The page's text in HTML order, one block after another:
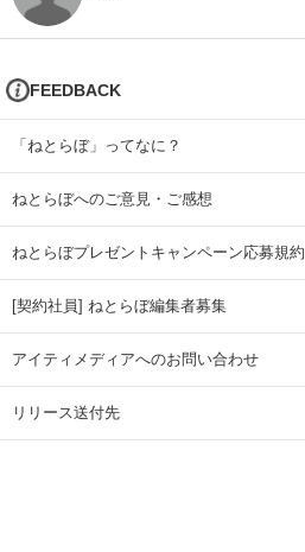
FEEDBACK
「ねとらぼ」ってなに？
ねとらぼへのご意見・ご感想
ねとらぼプレゼントキャンペーン応募規約
[契約社員] ねとらぼ編集者募集
アイティメディアへのお問い合わせ
リリース送付先